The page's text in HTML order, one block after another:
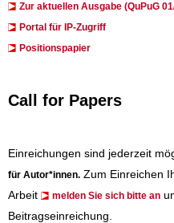
Zur aktuellen Ausgabe (QuPuG
​​​Portal für IP-Zugriff
Positionspapier
Call for Papers
Einreichungen sind jederzeit
für Autor*innen. Zum Einreichen
Arbeit
melden Sie sich bitte an
Beitragseinreichung.